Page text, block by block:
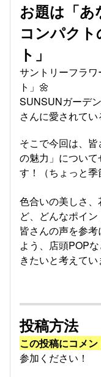
お題は「あ
コンパク
ト」
サントリーフラ
ト」🌼
SUNSUNガーデ
さんに愛されて
そこで今回は、
の魅力」につい
す！（ちょっと季
色合いの美しさ
ど、どんなポイ
皆さんの声を参
よう、店頭POP
きたいと考えて
投稿方法
この投稿にコメ
参加ください！